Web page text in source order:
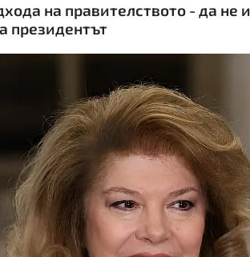
на правителството - да не
президентът